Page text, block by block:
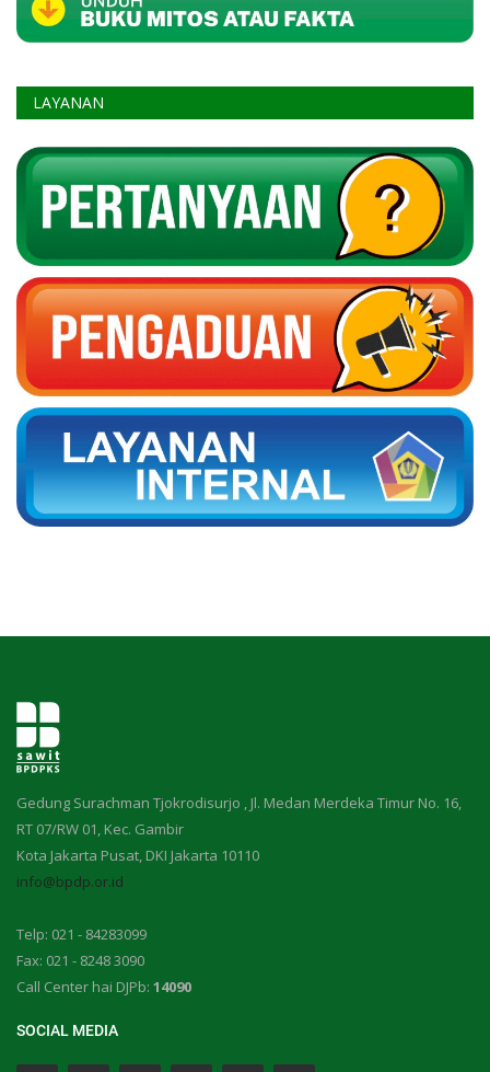
LAYANAN
Gedung Surachman Tjokrodisurjo , Jl. Medan Merdeka Timur No. 16,
RT 07/RW 01, Kec. Gambir
Kota Jakarta Pusat, DKI Jakarta 10110
info@bpdp.or.id
Telp: 021 - 84283099
Fax: 021 - 8248 3090
Call Center hai DJPb: 14090
SOCIAL MEDIA